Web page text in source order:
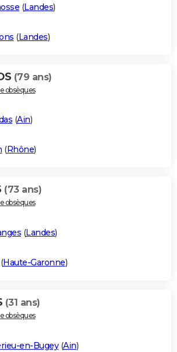
(Landes)
(Landes)
(79 ans)
obsèques
(Ain)
(Rhône)
(73 ans)
obsèques
(Landes)
(Haute-Garonne)
(31 ans)
obsèques
en-Bugey(Ain)